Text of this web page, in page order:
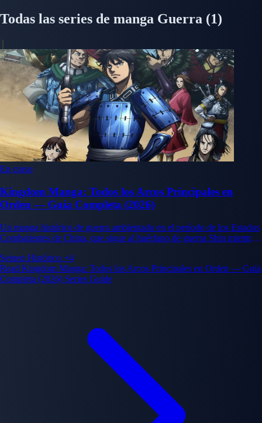
Todas las series de manga Guerra (1)
En curso
Kingdom Manga: Todos los Arcos Principales en
Orden — Guía Completa (2026)
Un manga histórico de guerra ambientado en el período de los Estados
Combatientes de China, que sigue al huérfano de guerra Shin mientras
Zheng persigue su ambición de unificar los siete reinos bajo una sola
bandera por primera vez en la historia.
Seinen Histórico +4
Read Kingdom Manga: Todos los Arcos Principales en Orden — Guía
Completa (2026) Series Guide